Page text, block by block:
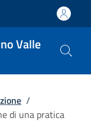
Valle
/
di una pratica